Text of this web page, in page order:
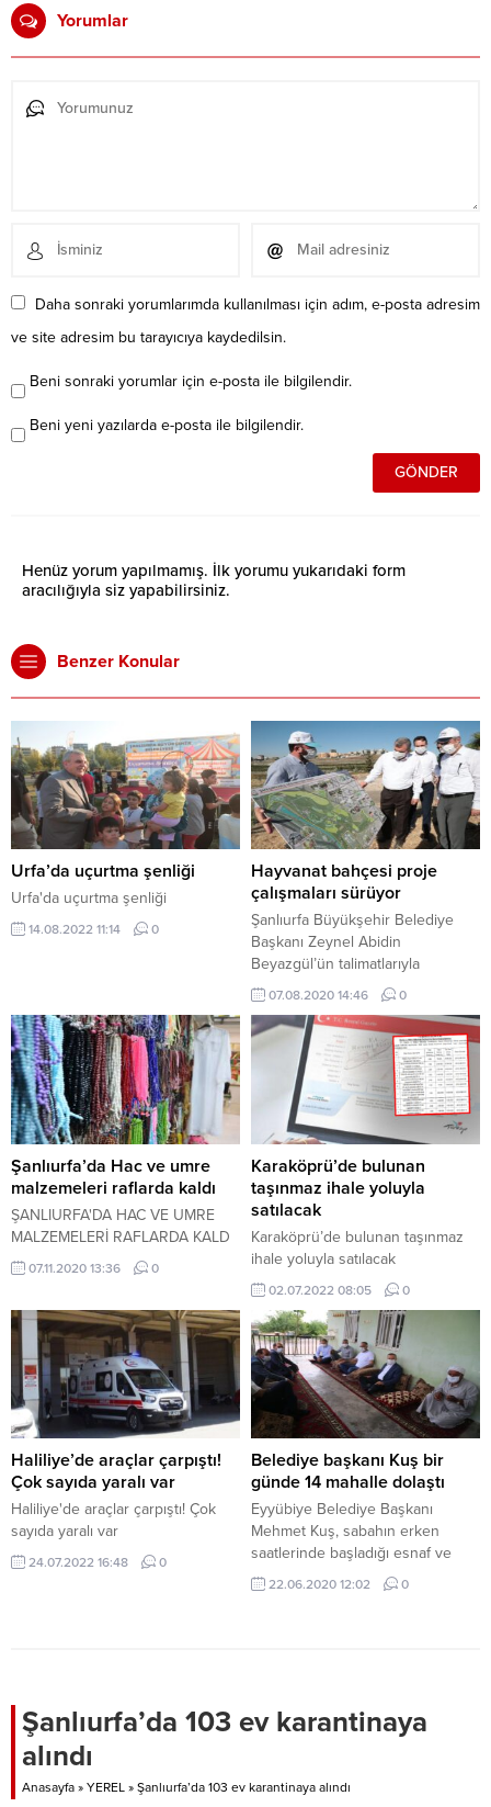
Yorumlar
Daha sonraki yorumlarımda kullanılması için adım, e-posta adresim
ve site adresim bu tarayıcıya kaydedilsin.
Beni sonraki yorumlar için e-posta ile bilgilendir.
Beni yeni yazılarda e-posta ile bilgilendir.
Henüz yorum yapılmamış. İlk yorumu yukarıdaki form
aracılığıyla siz yapabilirsiniz.
Benzer Konular
Urfa’da uçurtma şenliği
Urfa'da uçurtma şenliği
14.08.2022 11:14 0
Hayvanat bahçesi proje
çalışmaları sürüyor
Şanlıurfa Büyükşehir Belediye
Başkanı Zeynel Abidin
Beyazgül’ün talimatlarıyla
başlatılan Hayvanat Bahçesi
Projesi, Halil-ur Rahman Kent
Ormanında 100 dönümlük alan
üzerine kurulacak.
07.08.2020 14:46 0
Şanlıurfa’da Hac ve umre
malzemeleri raflarda kaldı
ŞANLIURFA'DA HAC VE UMRE
MALZEMELERİ RAFLARDA KALD
07.11.2020 13:36 0
Karaköprü’de bulunan
taşınmaz ihale yoluyla
satılacak
Karaköprü’de bulunan taşınmaz
ihale yoluyla satılacak
02.07.2022 08:05 0
Haliliye’de araçlar çarpıştı!
Çok sayıda yaralı var
Haliliye'de araçlar çarpıştı! Çok
sayıda yaralı var
24.07.2022 16:48 0
Belediye başkanı Kuş bir
günde 14 mahalle dolaştı
Eyyübiye Belediye Başkanı
Mehmet Kuş, sabahın erken
saatlerinde başladığı esnaf ve
vatandaş ziyaretlerini hafta sonu
22.06.2020 12:02 0
Şanlıurfa’da 103 ev karantinaya
alındı
Anasayfa » YEREL » Şanlıurfa’da 103 ev karantinaya alındı